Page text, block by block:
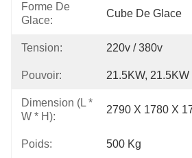
Forme De
Glace:
Cube De Glace
Tension: 220v / 380v
Pouvoir: 21.5KW, 21.5KW
Dimension (l *
W * H):
2790 X 1780 X
Poids: 500 Kg